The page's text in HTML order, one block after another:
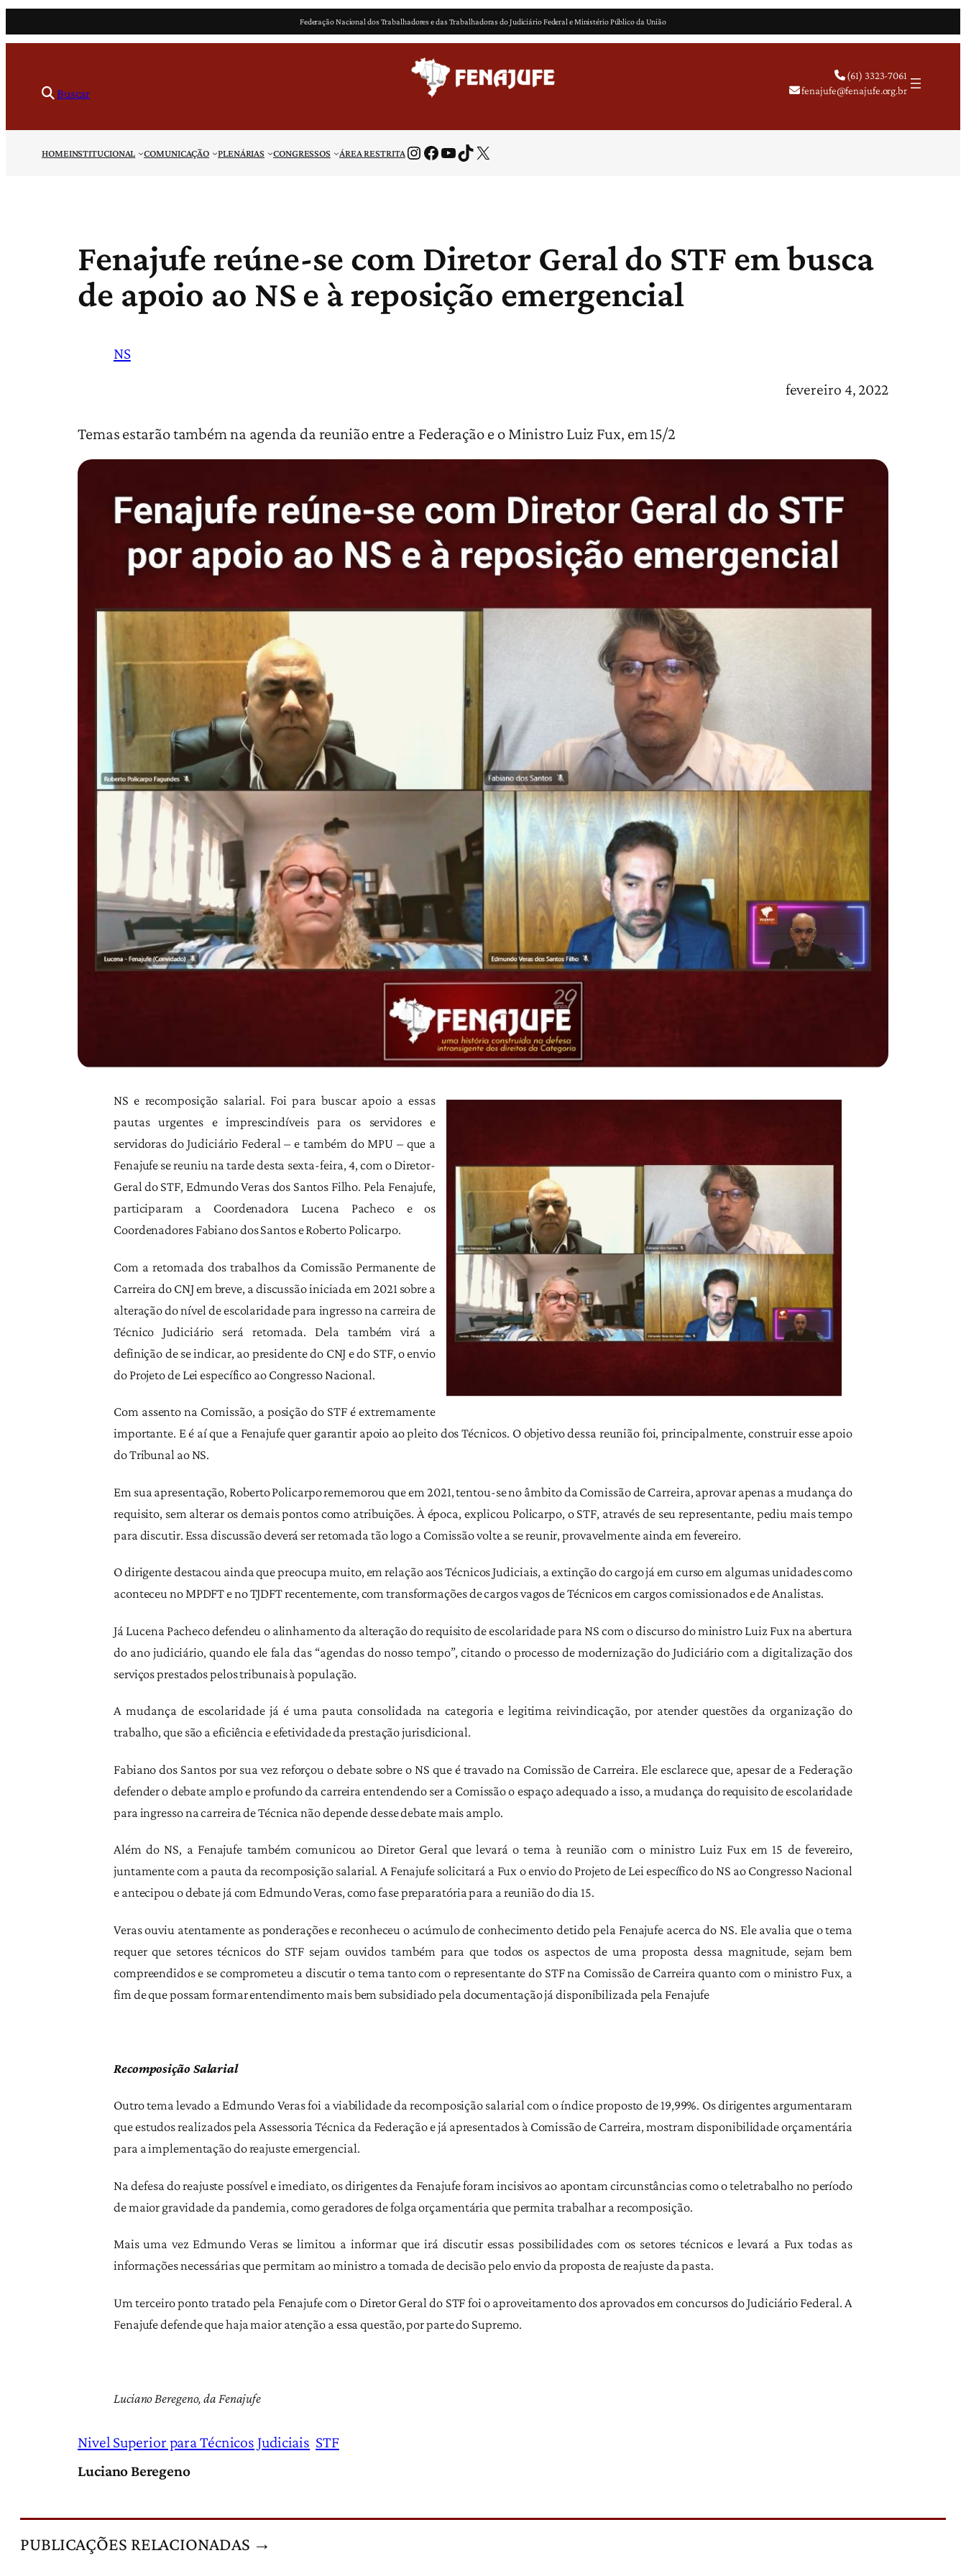
para
conteúdo
Federação Nacional dos Trabalhadores e das Trabalhadoras do Judiciário Federal e Ministério Público da União
Buscar
(61) 3323-7061
fenajufe@fenajufe.org.br
HOMEINSTITUCIONAL COMUNICAÇÃO PLENÁRIAS CONGRESSOS ÁREA RESTRITAInstagram Facebook Youtube TikTok X
Fenajufe reúne-se com Diretor Geral do STF em busca
de apoio ao NS e à reposição emergencial
NS
fevereiro 4, 2022
Temas estarão também na agenda da reunião entre a Federação e o Ministro Luiz Fux, em 15/2
NS e recomposição salarial. Foi para buscar apoio a essas
pautas urgentes e imprescindíveis para os servidores e
servidoras do Judiciário Federal – e também do MPU – que a
Fenajufe se reuniu na tarde desta sexta-feira, 4, com o Diretor-
Geral do STF, Edmundo Veras dos Santos Filho. Pela Fenajufe,
participaram a Coordenadora Lucena Pacheco e os
Coordenadores Fabiano dos Santos e Roberto Policarpo.
Com a retomada dos trabalhos da Comissão Permanente de
Carreira do CNJ em breve, a discussão iniciada em 2021 sobre a
alteração do nível de escolaridade para ingresso na carreira de
Técnico Judiciário será retomada. Dela também virá a
definição de se indicar, ao presidente do CNJ e do STF, o envio
do Projeto de Lei específico ao Congresso Nacional.
Com assento na Comissão, a posição do STF é extremamente
importante. E é aí que a Fenajufe quer garantir apoio ao pleito dos Técnicos. O objetivo dessa reunião foi, principalmente, construir esse apoio
do Tribunal ao NS.
Em sua apresentação, Roberto Policarpo rememorou que em 2021, tentou-se no âmbito da Comissão de Carreira, aprovar apenas a mudança do
requisito, sem alterar os demais pontos como atribuições. À época, explicou Policarpo, o STF, através de seu representante, pediu mais tempo
para discutir. Essa discussão deverá ser retomada tão logo a Comissão volte a se reunir, provavelmente ainda em fevereiro.
O dirigente destacou ainda que preocupa muito, em relação aos Técnicos Judiciais, a extinção do cargo já em curso em algumas unidades como
aconteceu no MPDFT e no TJDFT recentemente, com transformações de cargos vagos de Técnicos em cargos comissionados e de Analistas.
Já Lucena Pacheco defendeu o alinhamento da alteração do requisito de escolaridade para NS com o discurso do ministro Luiz Fux na abertura
do ano judiciário, quando ele fala das “agendas do nosso tempo”, citando o processo de modernização do Judiciário com a digitalização dos
serviços prestados pelos tribunais à população.
A mudança de escolaridade já é uma pauta consolidada na categoria e legitima reivindicação, por atender questões da organização do
trabalho, que são a eficiência e efetividade da prestação jurisdicional.
Fabiano dos Santos por sua vez reforçou o debate sobre o NS que é travado na Comissão de Carreira. Ele esclarece que, apesar de a Federação
defender o debate amplo e profundo da carreira entendendo ser a Comissão o espaço adequado a isso, a mudança do requisito de escolaridade
para ingresso na carreira de Técnica não depende desse debate mais amplo.
Além do NS, a Fenajufe também comunicou ao Diretor Geral que levará o tema à reunião com o ministro Luiz Fux em 15 de fevereiro,
juntamente com a pauta da recomposição salarial. A Fenajufe solicitará a Fux o envio do Projeto de Lei específico do NS ao Congresso Nacional
e antecipou o debate já com Edmundo Veras, como fase preparatória para a reunião do dia 15.
Veras ouviu atentamente as ponderações e reconheceu o acúmulo de conhecimento detido pela Fenajufe acerca do NS. Ele avalia que o tema
requer que setores técnicos do STF sejam ouvidos também para que todos os aspectos de uma proposta dessa magnitude, sejam bem
compreendidos e se comprometeu a discutir o tema tanto com o representante do STF na Comissão de Carreira quanto com o ministro Fux, a
fim de que possam formar entendimento mais bem subsidiado pela documentação já disponibilizada pela Fenajufe
Recomposição Salarial
Outro tema levado a Edmundo Veras foi a viabilidade da recomposição salarial com o índice proposto de 19,99%. Os dirigentes argumentaram
que estudos realizados pela Assessoria Técnica da Federação e já apresentados à Comissão de Carreira, mostram disponibilidade orçamentária
para a implementação do reajuste emergencial.
Na defesa do reajuste possível e imediato, os dirigentes da Fenajufe foram incisivos ao apontam circunstâncias como o teletrabalho no período
de maior gravidade da pandemia, como geradores de folga orçamentária que permita trabalhar a recomposição.
Mais uma vez Edmundo Veras se limitou a informar que irá discutir essas possibilidades com os setores técnicos e levará a Fux todas as
informações necessárias que permitam ao ministro a tomada de decisão pelo envio da proposta de reajuste da pasta.
Um terceiro ponto tratado pela Fenajufe com o Diretor Geral do STF foi o aproveitamento dos aprovados em concursos do Judiciário Federal. A
Fenajufe defende que haja maior atenção a essa questão, por parte do Supremo.
Luciano Beregeno, da Fenajufe
Nivel Superior para Técnicos Judiciais STF
Luciano Beregeno
PUBLICAÇÕES RELACIONADAS →